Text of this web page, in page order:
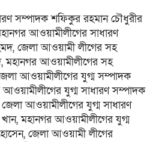
সম্পাদক শফিকুর রহমান চৌধুরীর
আওয়ামীলীগের সাধারণ
জেলা আওয়ামী লীগের সহ
আওয়ামীলীগের সহ
আওয়ামীলীগের যুগ্ম সম্পাদক
যুগ্ম সাধারণ সম্পাদক
আওয়ামীলীগের যুগ্ম সাধারণ
মহানগর আওয়ামীলীগের যুগ্ম
জেলা আওয়ামী লীগের